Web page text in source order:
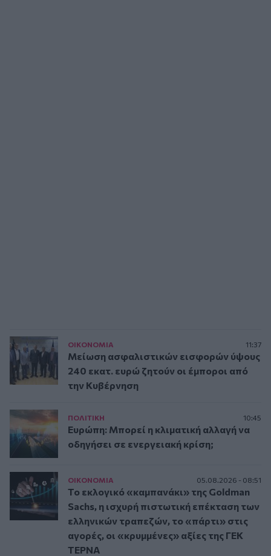
ΟΙΚΟΝΟΜΙΑ 11:37
Μείωση ασφαλιστικών εισφορών ύψους
240 εκατ. ευρώ ζητούν οι έμποροι από
την Κυβέρνηση
ΠΟΛΙΤΙΚΗ 10:45
Ευρώπη: Μπορεί η κλιματική αλλαγή να
οδηγήσει σε ενεργειακή κρίση;
ΟΙΚΟΝΟΜΙΑ 05.08.2026 - 08:51
Το εκλογικό «καμπανάκι» της Goldman
Sachs, η ισχυρή πιστωτική επέκταση των
ελληνικών τραπεζών, το «πάρτι» στις
αγορές, οι «κρυμμένες» αξίες της ΓΕΚ
ΤΕΡΝΑ